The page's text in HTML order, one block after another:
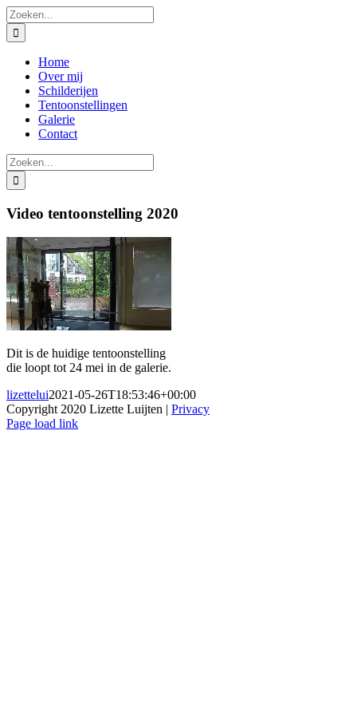
Ga
naar
inhoud
Zoeken
naar:
Home
Over mij
Schilderijen
Tentoonstellingen
Galerie
Contact
Zoeken
naar:
Video tentoonstelling 2020
Dit is de huidige tentoonstelling
die loopt tot 24 mei in de galerie.
lizettelui2021-05-26T18:53:46+00:00
Copyright 2020 Lizette Luijten | Privacy
Facebook
Instagram
Page load link